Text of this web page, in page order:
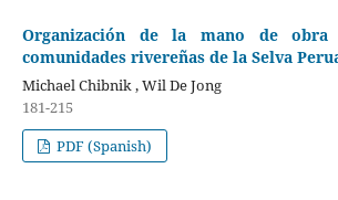
Organización de la mano de
comunidades rivereñas de la Selva
Michael Chibnik , Wil De Jong
181-215
PDF (Spanish)